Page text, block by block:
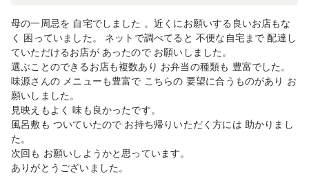
母の一周忌を 自宅でしました 。近くにお願いする良いお店もな
く 困っていました。 ネットで調べてると 不便な自宅まで 配達し
ていただけるお店が あったので お願いしました。
選ぶことのできるお店も複数あり お弁当の種類も 豊富でした。
味源さんの メニューも豊富で こちらの 要望に合うものがあり お
願いしました。
見映えもよく 味も良かったです。
風呂敷も ついていたので お持ち帰りいただく方には 助かりまし
た。
次回も お願いしようかと思っています。
ありがとうございました。